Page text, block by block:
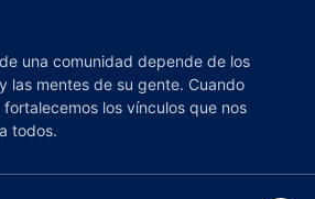
una comunidad depende de los
las mentes de su gente. Cuando
los vínculos que nos
todos.